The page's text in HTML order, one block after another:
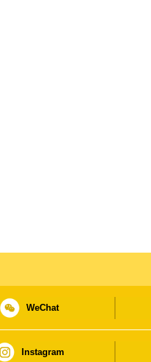
WeChat
Instagram